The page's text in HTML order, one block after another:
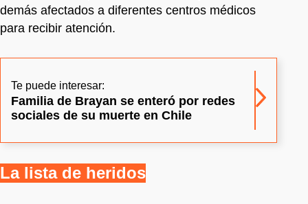
demás afectados a diferentes centros médicos
para recibir atención.
Te puede interesar:
Familia de Brayan se enteró por redes
sociales de su muerte en Chile
La lista de heridos